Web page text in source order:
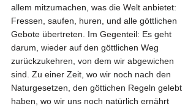
allem mitzumachen, was die Welt anbietet:
Fressen, saufen, huren, und alle göttlichen
Gebote übertreten. Im Gegenteil: Es geht
darum, wieder auf den göttlichen Weg
zurückzukehren, von dem wir abgewichen
sind. Zu einer Zeit, wo wir noch nach den
Naturgesetzen, den göttichen Regeln gelebt
haben, wo wir uns noch natürlich ernährt